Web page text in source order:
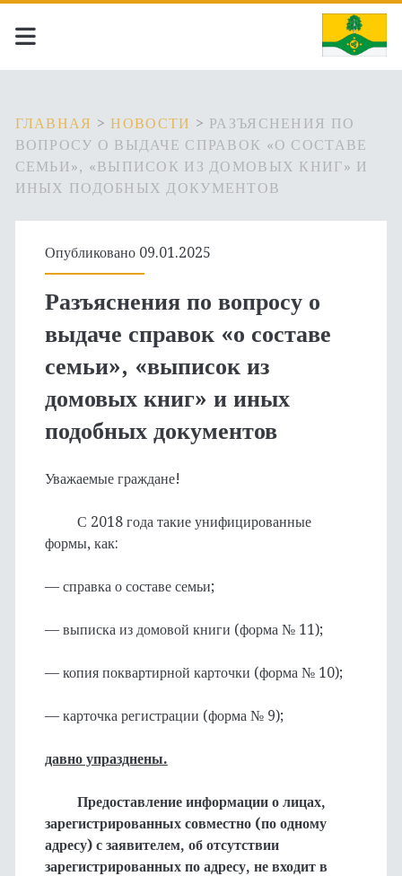
ГЛАВНАЯ >НОВОСТИ > РАЗЪЯСНЕНИЯ ПО
ВОПРОСУ О ВЫДАЧЕ СПРАВОК «О СОСТАВЕ
СЕМЬИ», «ВЫПИСОК ИЗ ДОМОВЫХ КНИГ» И
ИНЫХ ПОДОБНЫХ ДОКУМЕНТОВ
Опубликовано 09.01.2025
Разъяснения по вопросу о
выдаче справок «о составе
семьи», «выписок из
домовых книг» и иных
подобных документов
Уважаемые граждане!
С 2018 года такие унифицированные
формы, как:
— справка о составе семьи;
— выписка из домовой книги (форма № 11);
— копия поквартирной карточки (форма № 10);
— карточка регистрации (форма № 9);
давно упразднены.
Предоставление информации о лицах,
зарегистрированных совместно (по одному
адресу) с заявителем, об отсутствии
зарегистрированных по адресу, не входит в